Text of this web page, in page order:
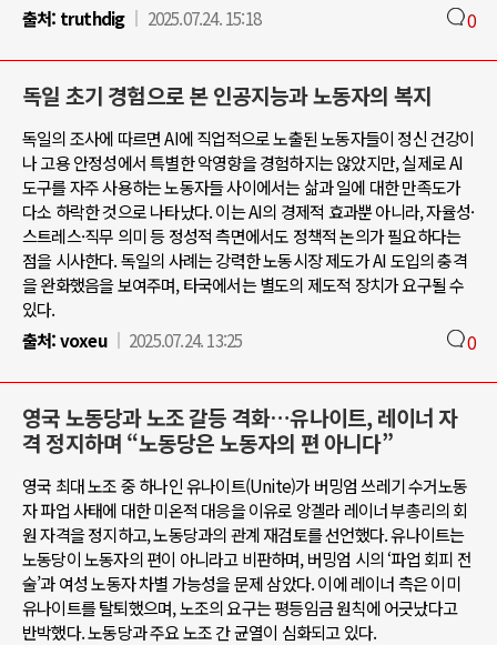
출처: truthdig 2025.07.24. 15:18 0
독일 초기 경험으로 본 인공지능과 노동자의 복지
독일의 조사에 따르면 AI에 직업적으로 노출된 노동자들이 정신 건강이
나 고용 안정성에서 특별한 악영향을 경험하지는 않았지만, 실제로 AI
도구를 자주 사용하는 노동자들 사이에서는 삶과 일에 대한 만족도가
다소 하락한 것으로 나타났다. 이는 AI의 경제적 효과뿐 아니라, 자율성·
스트레스·직무 의미 등 정성적 측면에서도 정책적 논의가 필요하다는
점을 시사한다. 독일의 사례는 강력한 노동시장 제도가 AI 도입의 충격
을 완화했음을 보여주며, 타국에서는 별도의 제도적 장치가 요구될 수
있다.
출처:voxeu 2025.07.24. 13:25 0
영국 노동당과 노조 갈등 격화…유나이트, 레이너 자
격 정지하며 “노동당은 노동자의 편 아니다”
영국 최대 노조 중 하나인 유나이트(Unite)가 버밍엄 쓰레기 수거노동
자 파업 사태에 대한 미온적 대응을 이유로 앙겔라 레이너 부총리의 회
원 자격을 정지하고, 노동당과의 관계 재검토를 선언했다. 유나이트는
노동당이 노동자의 편이 아니라고 비판하며, 버밍엄 시의 ‘파업 회피 전
술’과 여성 노동자 차별 가능성을 문제 삼았다. 이에 레이너 측은 이미
유나이트를 탈퇴했으며, 노조의 요구는 평등임금 원칙에 어긋났다고
반박했다. 노동당과 주요 노조 간 균열이 심화되고 있다.